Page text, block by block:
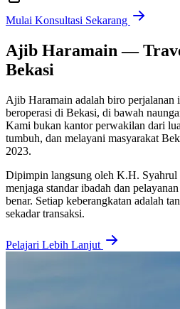
Mulai Konsultasi Sekarang
Ajib Haramain —
Bekasi
Ajib Haramain adalah biro perjalanan
beroperasi di Bekasi, di bawah
Kami bukan kantor perwakilan dari
tumbuh, dan melayani masyarakat
2023.
Dipimpin langsung oleh K.H.
menjaga standar ibadah dan
benar. Setiap keberangkatan adalah
sekadar transaksi.
Pelajari Lebih Lanjut